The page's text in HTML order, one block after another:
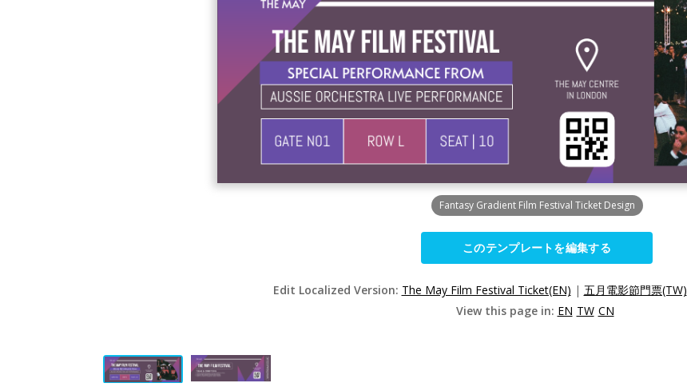
Fantasy Gradient Film Festival Ticket Design
このテンプレートを編集する
Edit Localized Version: The May Film Festival Ticket(EN) | 五月電影節門票(TW)
View this page in: EN TW CN